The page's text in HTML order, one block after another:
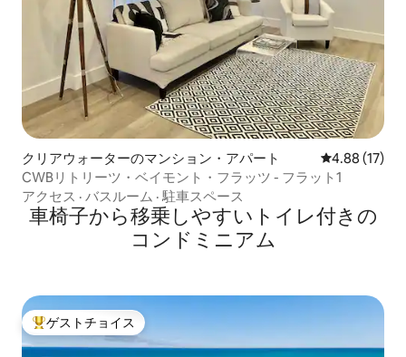
クリアウォーターのマンション・アパート レビュー17
4.88 (17)
CWBリトリーツ・ベイモント・フラッツ - フラット1
アクセス · バスルーム ·駐車スペース
車椅子から移乗しやすいトイレ付きの
コンドミニアム
大好評のゲストチョイスです。
ゲストチョイス